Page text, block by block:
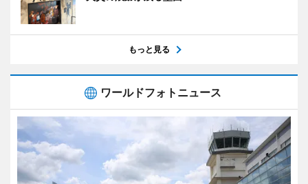
もっと見る
ワールドフォトニュース